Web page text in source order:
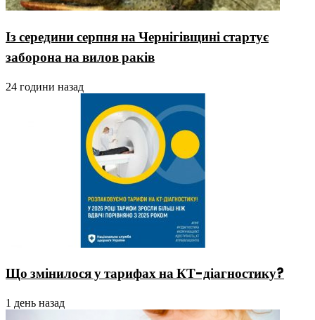
Із середини серпня на Чернігівщині стартує
заборона на вилов раків
24 години назад
Що змінилося у тарифах на КТ-діагностику?
1 день назад